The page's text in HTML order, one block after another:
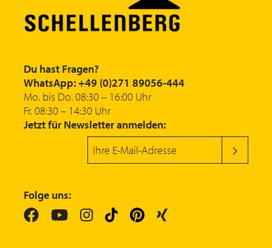
Du hast Fragen?
WhatsApp: +49 (0)271 89056-444
Mo. bis Do. 08:30 – 16:00 Uhr
Fr. 08:30 – 14:30 Uhr
Jetzt für Newsletter anmelden:
Folge uns: